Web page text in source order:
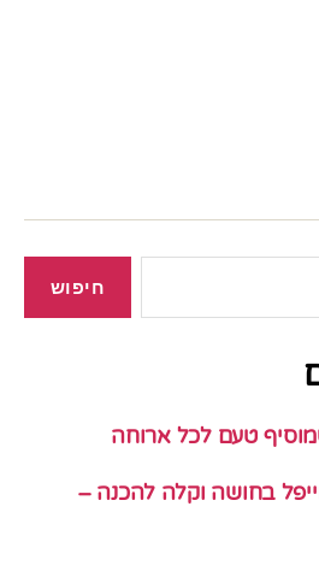
טעם לכל ארוחה
בחושה וקלה להכנה –